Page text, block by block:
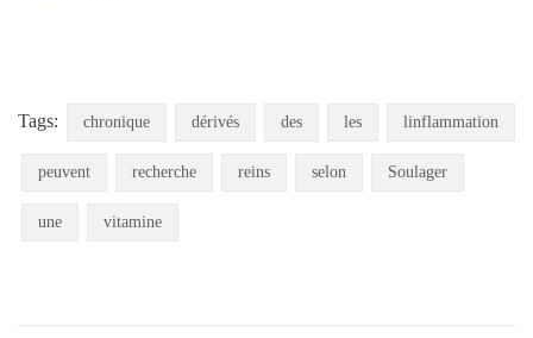
Tags: chronique dérivés des les linflammation
peuvent recherche reins selon Soulager
une vitamine